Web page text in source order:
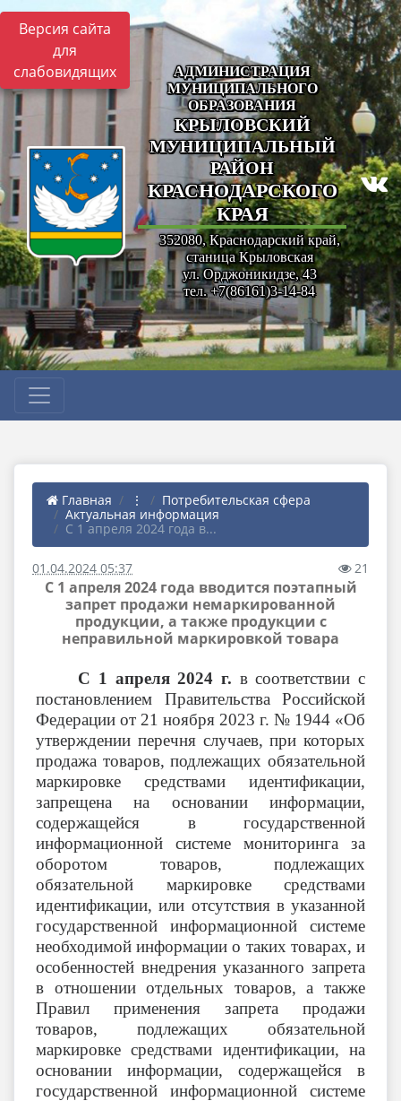
Версия сайта
для
слабовидящих
АДМИНИСТРАЦИЯ
МУНИЦИПАЛЬНОГО
ОБРАЗОВАНИЯ
КРЫЛОВСКИЙ
МУНИЦИПАЛЬНЫЙ
РАЙОН
КРАСНОДАРСКОГО
КРАЯ
352080, Краснодарский край,
станица Крыловская
ул. Орджоникидзе, 43
тел. +7(86161)3-14-84
Главная ⋮
Потребительская сфера
Актуальная информация
С 1 апреля 2024 года в...
01.04.2024 05:37 21
С 1 апреля 2024 года вводится поэтапный
запрет продажи немаркированной
продукции, а также продукции с
неправильной маркировкой товара
С 1 апреля 2024 г. в соответствии с
постановлением Правительства Российской
Федерации от 21 ноября 2023 г. № 1944 «Об
утверждении перечня случаев, при которых
продажа товаров, подлежащих обязательной
маркировке средствами идентификации,
запрещена на основании информации,
содержащейся в государственной
информационной системе мониторинга за
оборотом товаров, подлежащих
обязательной маркировке средствами
идентификации, или отсутствия в указанной
государственной информационной системе
необходимой информации о таких товарах, и
особенностей внедрения указанного запрета
в отношении отдельных товаров, а также
Правил применения запрета продажи
товаров, подлежащих обязательной
маркировке средствами идентификации, на
основании информации, содержащейся в
государственной информационной системе